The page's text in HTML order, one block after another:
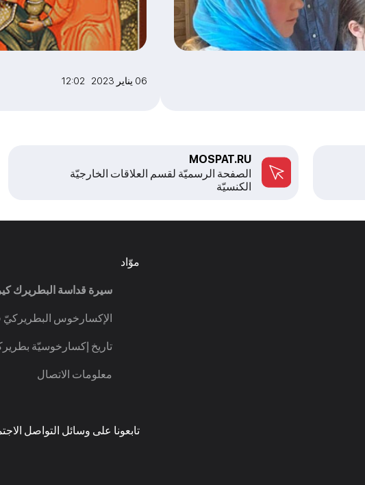
06 يناير 2023 12:02
MOSPAT.RU
الصفحة الرسميّة لقسم العلاقات الخارجيّة
الكنسيّة
موّاد
سيرة قداسة البطريرك
الإكسارخوس
تاريخ إكسارخوسيّة
معلومات الاتصال
تابعونا على وسائل التواصل